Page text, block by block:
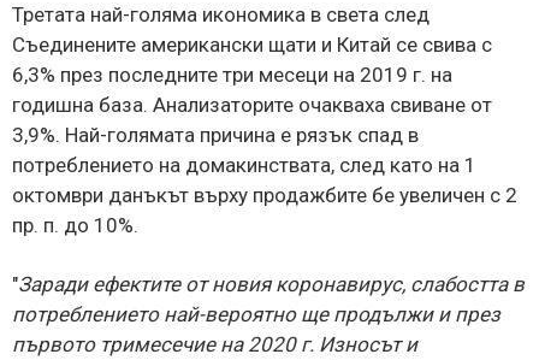
Третата най-голяма икономика в света след
Съединените американски щати и Китай се свива с
6,3% през последните три месеци на 2019 г. на
годишна база. Анализаторите очакваха свиване от
3,9%. Най-голямата причина е рязък спад в
потреблението на домакинствата, след като на 1
октомври данъкът върху продажбите бе увеличен с 2
пр. п. до 10%.
"Заради ефектите от новия коронавирус, слабостта в
потреблението най-вероятно ще продължи и през
първото тримесечие на 2020 г. Износът и